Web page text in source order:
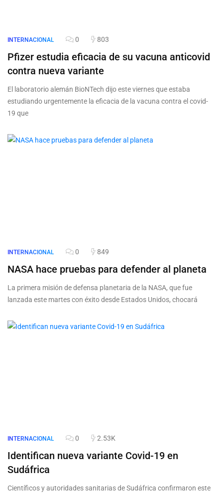
INTERNACIONAL 0 803
Pfizer estudia eficacia de su vacuna anticovid
contra nueva variante
El laboratorio alemán BioNTech dijo este viernes que estaba
estudiando urgentemente la eficacia de la vacuna contra el covid-
19 que
INTERNACIONAL 0 849
NASA hace pruebas para defender al planeta
La primera misión de defensa planetaria de la NASA, que fue
lanzada este martes con éxito desde Estados Unidos, chocará
INTERNACIONAL 0 2.53K
Identifican nueva variante Covid-19 en
Sudáfrica
Científicos y autoridades sanitarias de Sudáfrica confirmaron este